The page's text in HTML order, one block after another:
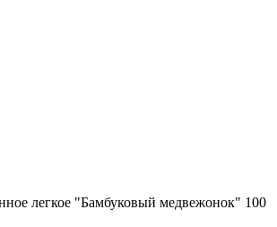
легкое "Бамбуковый медвежонок" 100